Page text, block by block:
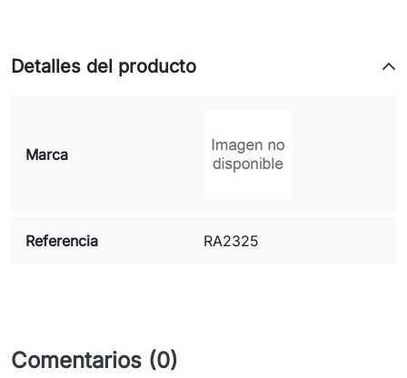
Detalles del producto
Marca
Referencia RA2325
Comentarios (0)